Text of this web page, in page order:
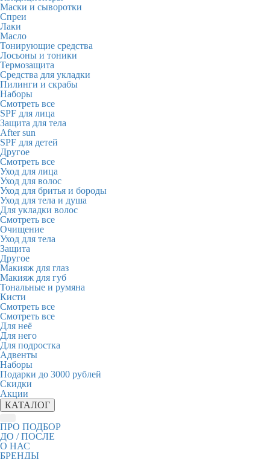
Маски и сыворотки
Спреи
Лаки
Масло
Тонирующие средства
Лосьоны и тоники
Термозащита
Средства для укладки
Пилинги и скрабы
Наборы
Смотреть все
SPF для лица
Защита для тела
After sun
SPF для детей
Другое
Смотреть все
Уход для лица
Уход для волос
Уход для бритья и бороды
Уход для тела и душа
Для укладки волос
Смотреть все
Очищение
Уход для тела
Защита
Другое
Макияж для глаз
Макияж для губ
Тональные и румяна
Кисти
Смотреть все
Смотреть все
Для неё
Для него
Для подростка
Адвенты
Наборы
Подарки до 3000 рублей
Скидки
Акции
КАТАЛОГ
ПРО ПОДБОР
ДО / ПОСЛЕ
О НАС
БРЕНДЫ